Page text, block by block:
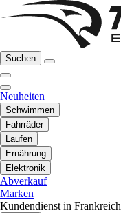
Suchen
Neuheiten
Schwimmen
Fahrräder
Laufen
Ernährung
Elektronik
Abverkauf
Marken
Kundendienst in Frankreich